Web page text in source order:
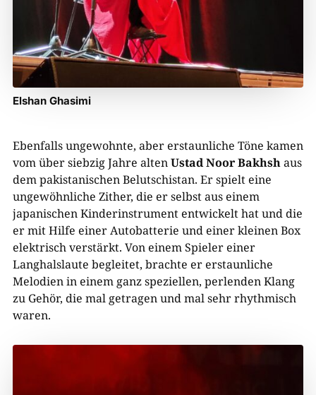
Elshan Ghasimi
Ebenfalls ungewohnte, aber erstaunliche Töne kamen
vom über siebzig Jahre altenUstad Noor Bakhshaus
dem pakistanischen Belutschistan. Er spielt eine
ungewöhnliche Zither, die er selbst aus einem
japanischen Kinderinstrument entwickelt hat und die
er mit Hilfe einer Autobatterie und einer kleinen Box
elektrisch verstärkt. Von einem Spieler einer
Langhalslaute begleitet, brachte er erstaunliche
Melodien in einem ganz speziellen, perlenden Klang
zu Gehör, die mal getragen und mal sehr rhythmisch
waren.